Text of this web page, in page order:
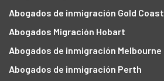
Abogados de inmigración Gold Coast
Abogados Migración Hobart
Abogados de inmigración Melbourne
Abogados de inmigración Perth